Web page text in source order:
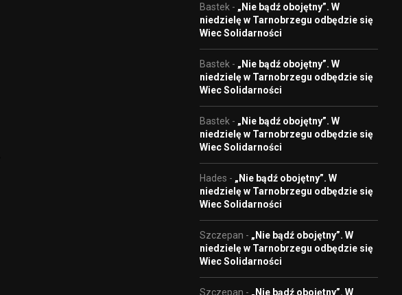
Bastek - „Nie bądź obojętny”. W
niedzielę w Tarnobrzegu odbędzie się
Wiec Solidarności
Bastek - „Nie bądź obojętny”. W
niedzielę w Tarnobrzegu odbędzie się
Wiec Solidarności
Bastek - „Nie bądź obojętny”. W
niedzielę w Tarnobrzegu odbędzie się
Wiec Solidarności
Hades - „Nie bądź obojętny”. W
niedzielę w Tarnobrzegu odbędzie się
Wiec Solidarności
Szczepan - „Nie bądź obojętny”. W
niedzielę w Tarnobrzegu odbędzie się
Wiec Solidarności
Szczepan - „Nie bądź obojętny”. W